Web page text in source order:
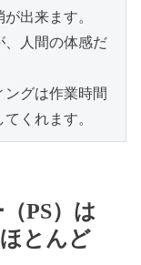
出来ます。
、人間の体感だ
グは作業時間
くれます。
PS）は
とんど